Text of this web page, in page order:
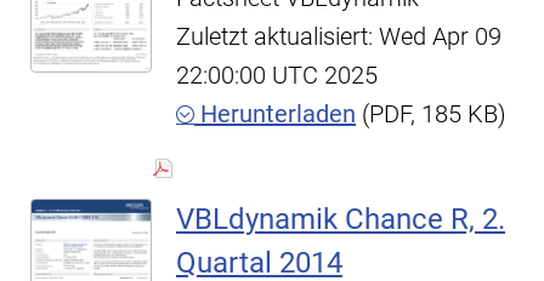
Zuletzt aktualisiert: Wed Apr 09
22:00:00 UTC 2025
Herunterladen (PDF, 185 KB)
VBLdynamik Chance R, 2.
Quartal 2014